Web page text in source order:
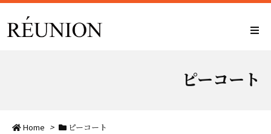
ピーコート
Home > ピーコート